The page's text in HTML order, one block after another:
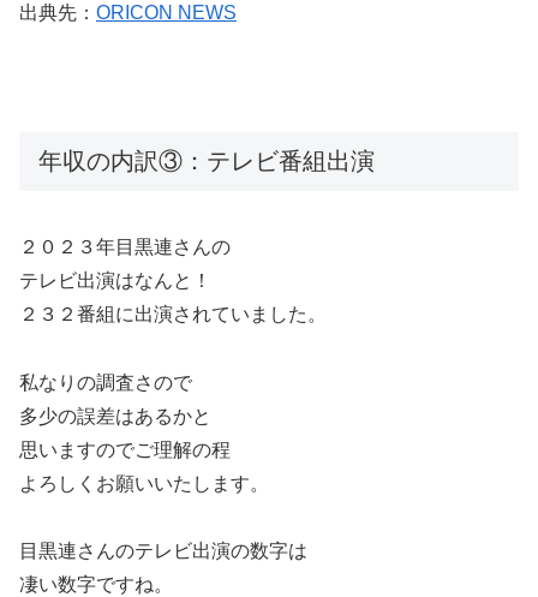
出典先： ORICON NEWS
年収の内訳③：テレビ番組出演
２０２３年目黒連さんの
テレビ出演はなんと！
２３２番組に出演されていました。
私なりの調査さので
多少の誤差はあるかと
思いますのでご理解の程
よろしくお願いいたします。
目黒連さんのテレビ出演の数字は
凄い数字ですね。